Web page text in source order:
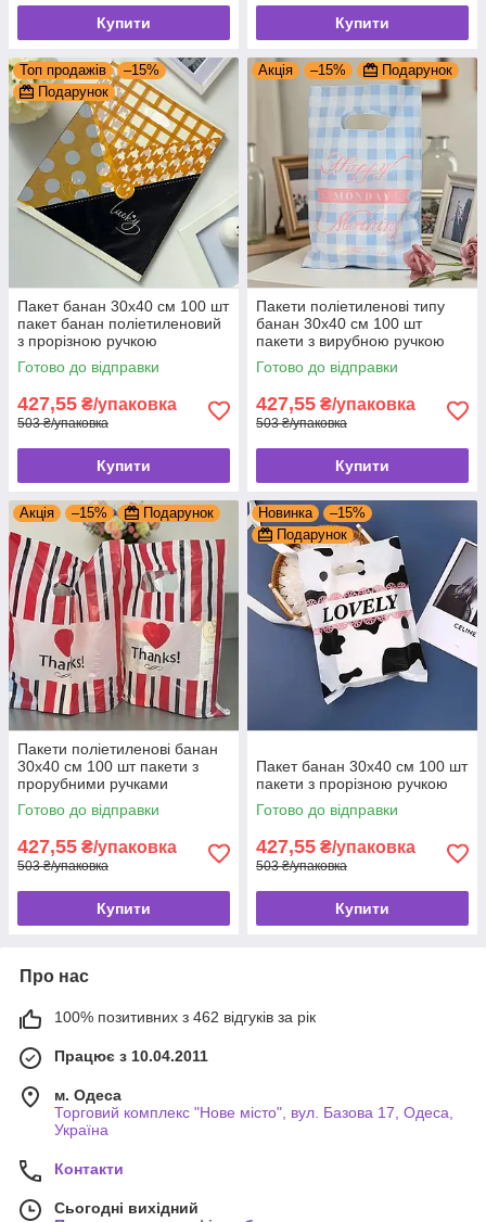
Купити Купити
Топ продажів
–15%
Подарунок
Пакет банан 30x40 см 100 шт
пакет банан поліетиленовий
з прорізною ручкою
Готово до відправки
427,55 ₴/упаковка
503 ₴/упаковка
Купити
Акція –15% Подарунок
Пакети поліетиленові типу
банан 30x40 см 100 шт
пакети з вирубною ручкою
Готово до відправки
427,55 ₴/упаковка
503 ₴/упаковка
Купити
Акція –15% Подарунок
Пакети поліетиленові банан
30x40 см 100 шт пакети з
прорубними ручками
Готово до відправки
427,55 ₴/упаковка
503 ₴/упаковка
Купити
Новинка
–15%
Подарунок
Пакет банан 30x40 см 100 шт
пакети з прорізною ручкою
Готово до відправки
427,55 ₴/упаковка
503 ₴/упаковка
Купити
Про нас
100% позитивних з 462 відгуків за рік
Працює з 10.04.2011
м. Одеса
Торговий комплекс "Нове місто", вул. Базова 17, Одеса,
Україна
Контакти
Сьогодні вихідний